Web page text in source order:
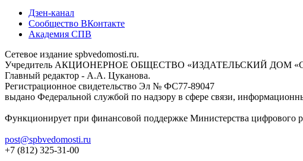
Дзен-канал
Сообщество ВКонтакте
Академия СПВ
Сетевое издание spbvedomosti.ru.
Учредитель АКЦИОНЕРНОЕ ОБЩЕСТВО «ИЗДАТЕЛЬСКИЙ ДОМ
Главный редактор - А.А. Цуканова.
Регистрационное свидетельство Эл № ФС77-89047
выдано Федеральной службой по надзору в сфере связи,
Функционирует при финансовой поддержке Министерства цифрового
post@spbvedomosti.ru
+7 (812) 325-31-00